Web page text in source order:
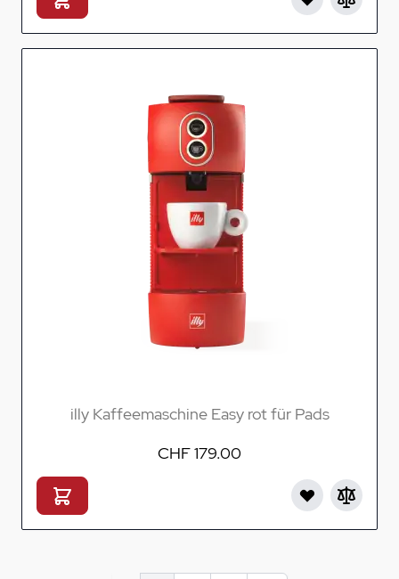
illy Kaffeemaschine Easy rot für Pads
CHF 179.00